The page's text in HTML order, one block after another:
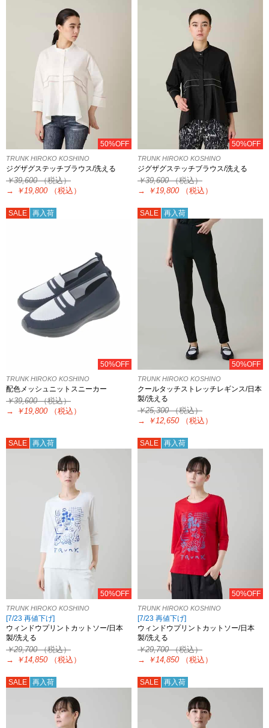
50%OFF
TRUNK HIROKO KOSHINO
ジグザグステッチブラウス/洗える
￥39,600（税込）
→
￥19,800 （税込）
50%OFF
TRUNK HIROKO KOSHINO
ジグザグステッチブラウス/洗える
￥39,600（税込）
→
￥19,800 （税込）
SALE 再入荷
50%OFF
TRUNK HIROKO KOSHINO
配色メッシュニットスニーカー
￥39,600（税込）
→
￥19,800 （税込）
SALE 再入荷
50%OFF
TRUNK HIROKO KOSHINO
クールタッチストレッチレギンス/日本
製/洗える
￥25,300（税込）
→
￥12,650 （税込）
SALE 再入荷
50%OFF
TRUNK HIROKO KOSHINO
[7/23 再値下げ]
ウィンドウプリントカットソー/日本
製/洗える
￥29,700（税込）
→
￥14,850 （税込）
SALE 再入荷
50%OFF
TRUNK HIROKO KOSHINO
[7/23 再値下げ]
ウィンドウプリントカットソー/日本
製/洗える
￥29,700（税込）
→
￥14,850 （税込）
SALE 再入荷 SALE 再入荷